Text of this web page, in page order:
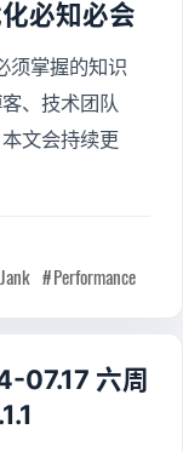
必知必会
须掌握的知识
、技术团队
文会持续更
Jank Performance
07.17 六周